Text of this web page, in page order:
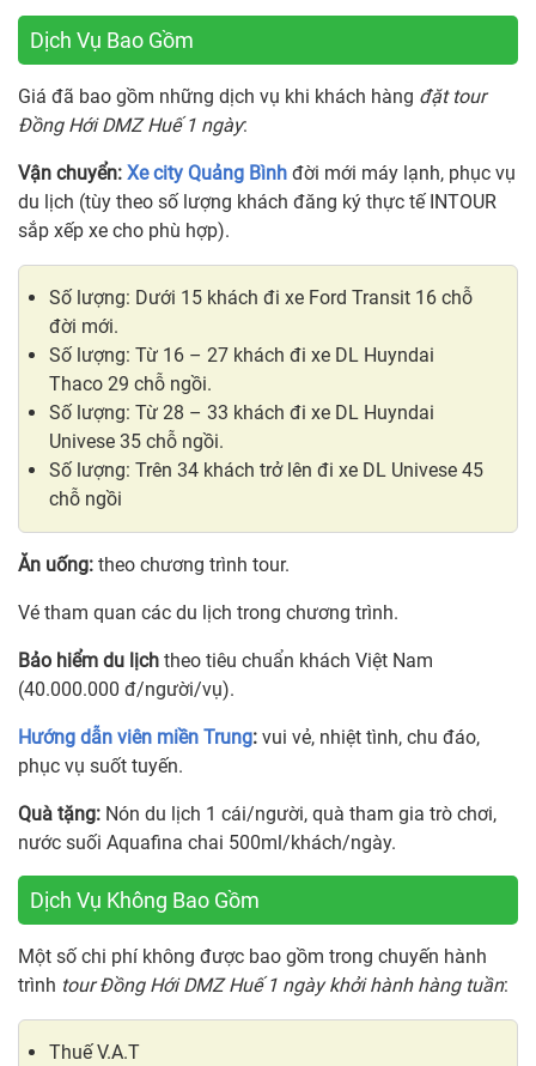
Dịch Vụ Bao Gồm
Giá đã bao gồm những dịch vụ khi khách hàng đặt tour
Đồng Hới DMZ Huế 1 ngày:
Vận chuyển: Xe city Quảng Bình đời mới máy lạnh, phục vụ
du lịch (tùy theo số lượng khách đăng ký thực tế INTOUR
sắp xếp xe cho phù hợp).
Số lượng: Dưới 15 khách đi xe Ford Transit 16 chỗ
đời mới.
Số lượng: Từ 16 – 27 khách đi xe DL Huyndai
Thaco 29 chỗ ngồi.
Số lượng: Từ 28 – 33 khách đi xe DL Huyndai
Univese 35 chỗ ngồi.
Số lượng: Trên 34 khách trở lên đi xe DL Univese 45
chỗ ngồi
Ăn uống: theo chương trình tour.
Vé tham quan các du lịch trong chương trình.
Bảo hiểm du lịch theo tiêu chuẩn khách Việt Nam
(40.000.000 đ/người/vụ).
Hướng dẫn viên miền Trung: vui vẻ, nhiệt tình, chu đáo,
phục vụ suốt tuyến.
Quà tặng: Nón du lịch 1 cái/người, quà tham gia trò chơi,
nước suối Aquafina chai 500ml/khách/ngày.
Dịch Vụ Không Bao Gồm
Một số chi phí không được bao gồm trong chuyến hành
trình tour Đồng Hới DMZ Huế 1 ngày khởi hành hàng tuần:
Thuế V.A.T